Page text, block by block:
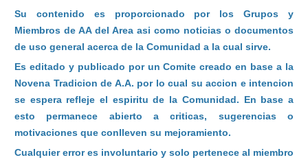
Su contenido es proporcionado por los Grupos y
Miembros de AA del Area asi como noticias o documentos
de uso general acerca de la Comunidad a la cual sirve.
Es editado y publicado por un Comite creado en base a la
Novena Tradicion de A.A. por lo cual su accion e intencion
se espera refleje el espiritu de la Comunidad. En base a
esto permanece abierto a criticas, sugerencias o
motivaciones que conlleven su mejoramiento.
Cualquier error es involuntario y solo pertenece al miembro